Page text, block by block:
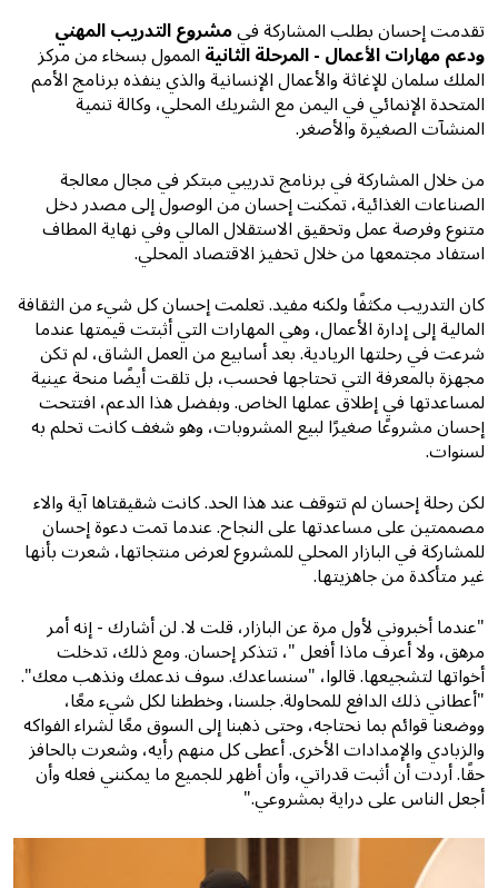
تقدمت إحسان بطلب المشاركة فيمشروع التدريب المهني
ودعم مهارات الأعمال - المرحلة الثانيةالممول بسخاء من مركز
الملك سلمان للإغاثة والأعمال الإنسانية والذي ينفذه برنامج الأمم
المتحدة الإنمائي في اليمن مع الشريك المحلي، وكالة تنمية
المنشآت الصغيرة والأصغر.
من خلال المشاركة في برنامج تدريبي مبتكر في مجال معالجة
الصناعات الغذائية، تمكنت إحسان من الوصول إلى مصدر دخل
متنوع وفرصة عمل وتحقيق الاستقلال المالي وفي نهاية المطاف
استفاد مجتمعها من خلال تحفيز الاقتصاد المحلي.
كان التدريب مكثفًا ولكنه مفيد. تعلمت إحسان كل شيء من الثقافة
المالية إلى إدارة الأعمال، وهي المهارات التي أثبتت قيمتها عندما
شرعت في رحلتها الريادية. بعد أسابيع من العمل الشاق، لم تكن
مجهزة بالمعرفة التي تحتاجها فحسب، بل تلقت أيضًا منحة عينية
لمساعدتها في إطلاق عملها الخاص. وبفضل هذا الدعم، افتتحت
إحسان مشروعًا صغيرًا لبيع المشروبات، وهو شغف كانت تحلم به
لسنوات.
لكن رحلة إحسان لم تتوقف عند هذا الحد. كانت شقيقتاها آية والاء
مصممتين على مساعدتها على النجاح. عندما تمت دعوة إحسان
للمشاركة في البازار المحلي للمشروع لعرض منتجاتها، شعرت بأنها
غير متأكدة من جاهزيتها.
"عندما أخبروني لأول مرة عن البازار، قلت لا. لن أشارك - إنه أمر
مرهق، ولا أعرف ماذا أفعل "، تتذكر إحسان. ومع ذلك، تدخلت
أخواتها لتشجيعها. قالوا، "سنساعدك. سوف ندعمك ونذهب معك".
"أعطاني ذلك الدافع للمحاولة. جلسنا، وخططنا لكل شيء معًا،
ووضعنا قوائم بما نحتاجه، وحتى ذهبنا إلى السوق معًا لشراء الفواكه
والزبادي والإمدادات الأخرى. أعطى كل منهم رأيه، وشعرت بالحافز
حقًا. أردت أن أثبت قدراتي، وأن أظهر للجميع ما يمكنني فعله وأن
أجعل الناس على دراية بمشروعي."